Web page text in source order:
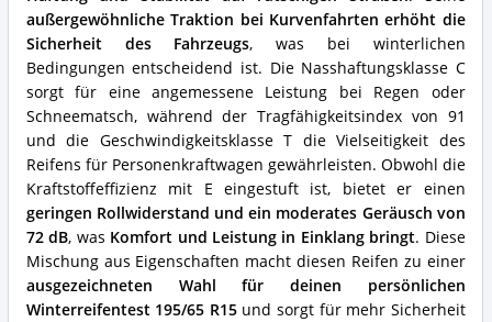
außergewöhnliche Traktion bei Kurvenfahrten erhöht die
Sicherheit des Fahrzeugs, was bei winterlichen
Bedingungen entscheidend ist. Die Nasshaftungsklasse C
sorgt für eine angemessene Leistung bei Regen oder
Schneematsch, während der Tragfähigkeitsindex von 91
und die Geschwindigkeitsklasse T die Vielseitigkeit des
Reifens für Personenkraftwagen gewährleisten. Obwohl die
Kraftstoffeffizienz mit E eingestuft ist, bietet er einen
geringen Rollwiderstand und ein moderates Geräusch von
72 dB, was Komfort und Leistung in Einklang bringt. Diese
Mischung aus Eigenschaften macht diesen Reifen zu einer
ausgezeichneten Wahl für deinen persönlichen
Winterreifentest 195/65 R15und sorgt für mehr Sicherheit
Vorteile:
Was
spricht
für
diesen
Winterreifen
195/65
R15?